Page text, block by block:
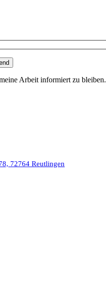
Arbeit informiert zu bleiben.
72764 Reutlingen